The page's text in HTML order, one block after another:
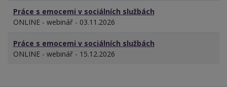
Práce s emocemi v sociálních službách
ONLINE - webinář - 03.11.2026
Práce s emocemi v sociálních službách
ONLINE - webinář - 15.12.2026